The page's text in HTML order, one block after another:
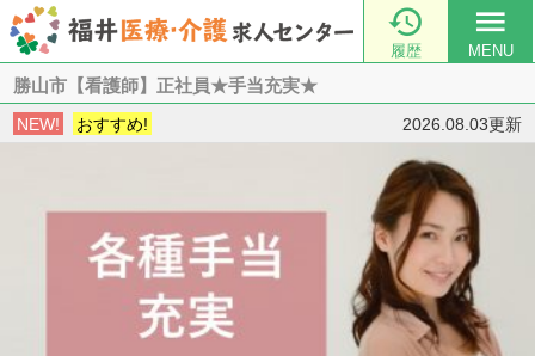

履歴
menu
MENU
勝山市【看護師】正社員★手当充実★
NEW! おすすめ! 2026.08.03更新